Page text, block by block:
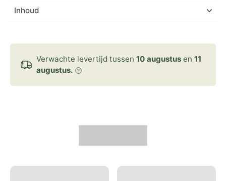
Inhoud
Verwachte levertijd tussen 10 augustus en 11
augustus.